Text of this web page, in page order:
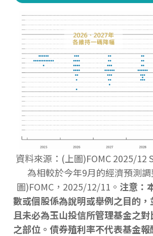
資料來源：(上圖)FOMC 2025/12
為相較於今年9月的經濟預測
圖)FOMC，2025/12/11。 注意：
數或個股係為說明或舉例之目的，
且未必為玉山投信所管理基金之
之部位。債券殖利率不代表基金